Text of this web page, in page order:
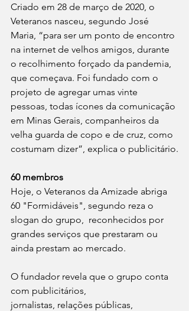
Criado em 28 de março de 2020, o
Veteranos nasceu, segundo José
Maria, “para ser um ponto de encontro
na internet de velhos amigos, durante
o recolhimento forçado da pandemia,
que começava. Foi fundado com o
projeto de agregar umas vinte
pessoas, todas ícones da comunicação
em Minas Gerais, companheiros da
velha guarda de copo e de cruz, como
costumam dizer”, explica o publicitário.
60 membros
Hoje, o Veteranos da Amizade abriga
60 "Formidáveis", segundo reza o
slogan do grupo,  reconhecidos por
grandes serviços que prestaram ou
ainda prestam ao mercado.
O fundador revela que o grupo conta
com publicitários,
jornalistas, relações públicas,